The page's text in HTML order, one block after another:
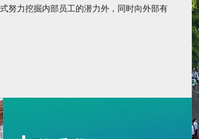
努力挖掘内部员工的潜力外，同时向外部有